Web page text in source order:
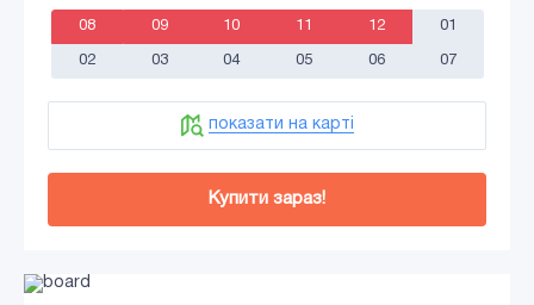
08 09 10 11 12 01
02 03 04 05 06 07
показати на карті
Купити зараз!